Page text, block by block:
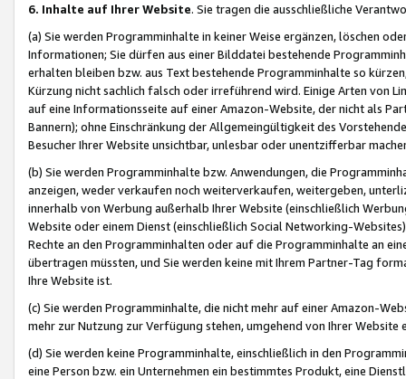
6. Inhalte auf Ihrer Website. Sie tragen die ausschließliche
(a) Sie werden Programminhalte in keiner Weise ergänzen, löschen
Informationen; Sie dürfen aus einer Bilddatei bestehende
erhalten bleiben bzw. aus Text bestehende Programminhalte so
Kürzung nicht sachlich falsch oder irreführend wird. Einige Arten von
auf eine Informationsseite auf einer Amazon-Website, der nicht als
Bannern); ohne Einschränkung der Allgemeingültigkeit des
Besucher Ihrer Website unsichtbar, unlesbar oder unentzifferbar
(b) Sie werden Programminhalte bzw. Anwendungen, die
anzeigen, weder verkaufen noch weiterverkaufen, weitergeben,
innerhalb von Werbung außerhalb Ihrer Website (einschließlich
Website oder einem Dienst (einschließlich Social Networking-
Rechte an den Programminhalten oder auf die Programminhalte an
übertragen müssten, und Sie werden keine mit Ihrem Partner-Tag
Ihre Website ist.
(c) Sie werden Programminhalte, die nicht mehr auf einer Amazon-
mehr zur Nutzung zur Verfügung stehen, umgehend von Ihrer
(d) Sie werden keine Programminhalte, einschließlich in den
eine Person bzw. ein Unternehmen ein bestimmtes Produkt, eine